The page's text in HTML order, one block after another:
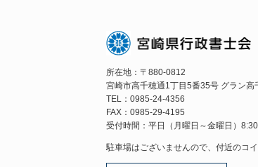
所在地：〒880-0812
宮崎市高千穂通1丁目5番35号 グラン高
TEL：0985-24-4356
FAX：0985-29-4195
受付時間：平日（月曜日～金曜日）
駐車場はございませんので、付近のコ